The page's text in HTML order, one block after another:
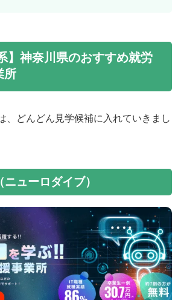
】神奈川県のおすすめ就労
所
、どんどん見学候補に入れていきまし
ューロダイブ）